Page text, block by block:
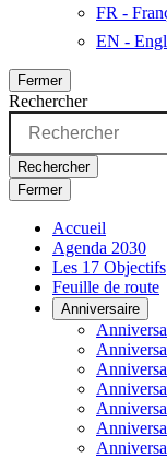
FR -
EN -
Fermer
Rechercher
Rechercher
Fermer
Accueil
Agenda 2030
Les 17 Objectifs
Feuille de route
Anniversaire